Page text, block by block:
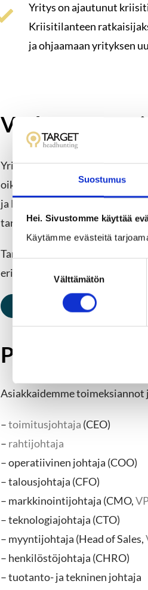
Suostumus
Hei. Sivustomme käyttää
Käytämme evästeitä
o
m
k
s
n
l
i
a
Välttämätön
Yritys on ajautunut
Kriisitilanteen
ja ohjaamaan yrityksen
Verkostomme
Yritysten fuusioitumisen tai
oikeat, heidän persoonaansa
ja headhunterin
tarpeisiin ja lisäksi
Target Headhunting advisor -
eri toimialojen
Ota yhteyttä
Parhaat
Asiakkaidemme
–toimitusjohtaja (CEO)
– rahtijohtaja
– operatiivinen johtaja (COO)
– talousjohtaja (CFO)
– markkinointijohtaja (CMO,
– teknologiajohtaja (CTO)
– myyntijohtaja (Head of Sales,
– henkilöstöjohtaja (CHRO)
– tuotanto- ja tekninen johtaja